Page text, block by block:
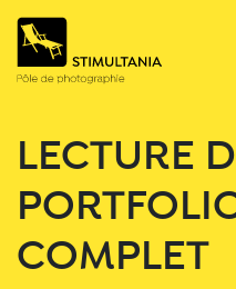
LECTURE
COMPLET